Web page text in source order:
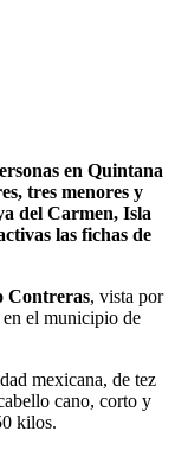
en Quintana
tres menores y
del Carmen, Isla
las fichas de
Contreras, vista por
en el municipio de
mexicana, de tez
cano, corto y
kilos.